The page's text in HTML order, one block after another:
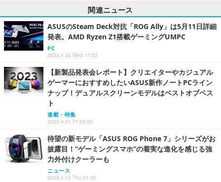
関連ニュース
ASUSのSteam Deck対抗「ROG Ally」は5月11日詳細
発表。AMD Ryzen Z1搭載ゲーミングUMPC
PC
2023.4.26 Wed 17:52
【新製品発表会レポート】クリエイターやカジュアル
ゲーマーにおすすめしたいASUS新作ノートPCライン
ナップ！デュアルスクリーンモデルはベストオブベス
ト
連載・特集
2023.4.21 Fri 20:00
待望の新モデル「ASUS ROG Phone 7」シリーズがお
披露目！“ゲーミングスマホ”の着実な進化を感じる強
力外付けクーラーも
ニュース
2023.4.13 Thu 21:30